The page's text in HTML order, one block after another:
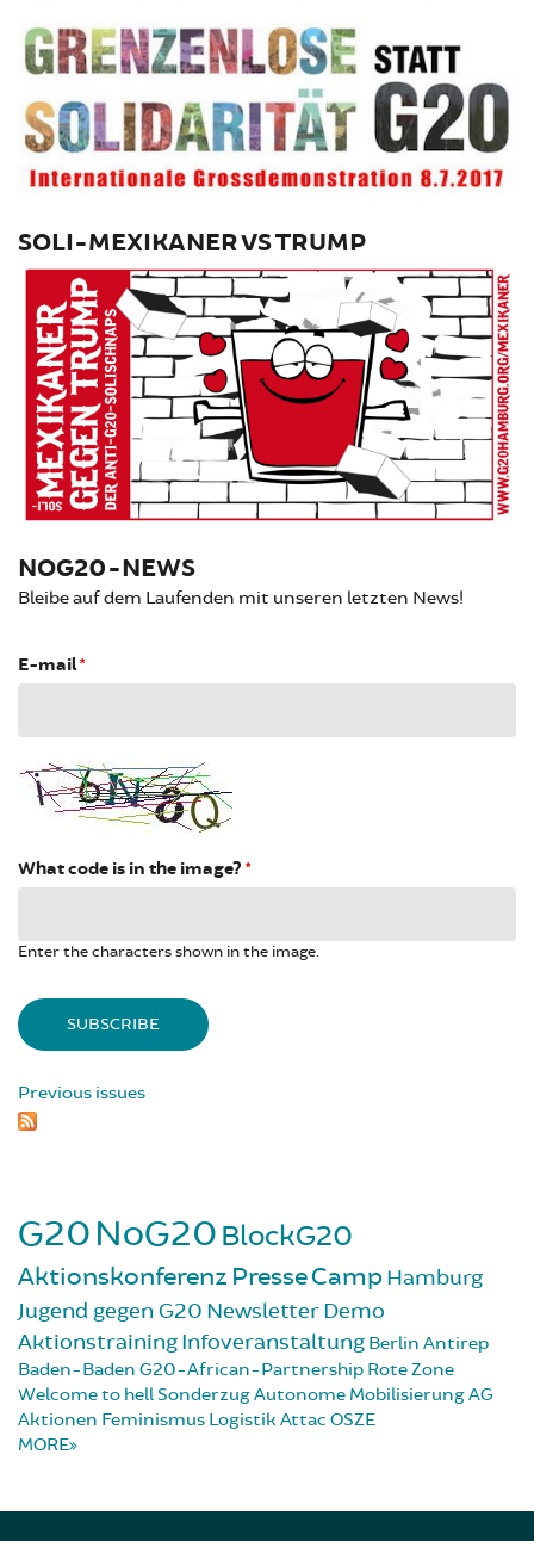
SOLI-MEXIKANER VS TRUMP
NOG20-NEWS
Bleibe auf dem Laufenden mit unseren letzten News!
E-mail*
What code is in the image? *
Enter the characters shown in the image.
Previous issues
G20NoG20 BlockG20
Aktionskonferenz PresseCampHamburg
Jugend gegen G20 NewsletterDemo
AktionstrainingInfoveranstaltung Berlin Antirep
Baden-Baden G20-African-Partnership Rote Zone
Welcome to hellSonderzugAutonome MobilisierungAG
Aktionen Feminismus Logistik Attac OSZE
MORE